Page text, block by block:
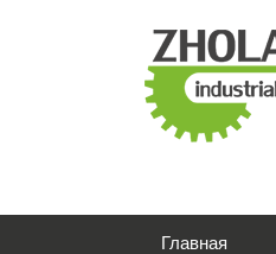
Главная